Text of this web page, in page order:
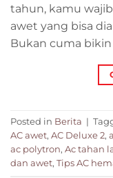
tahun, kamu
awet yang bisa
Bukan cuma bikin
Posted in Berita |
AC awet, AC Deluxe 2,
ac polytron, Ac tahan
dan awet, Tips AC